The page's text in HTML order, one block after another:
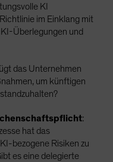
KI
im Einklang mit
Überlegungen und
das Unternehmen
um künftigen
:
hat das
bezogene Risiken zu
es eine delegierte